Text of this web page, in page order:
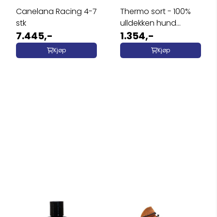
Canelana Racing 4-7
stk
7.445,-
Kjøp
Thermo sort - 100%
ulldekken hund
softshell ...
1.354,-
Kjøp